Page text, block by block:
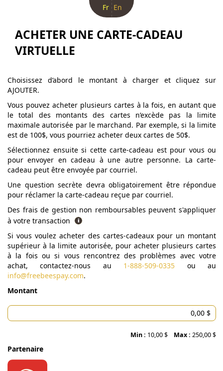
Fr En
ACHETER UNE CARTE-CADEAU
VIRTUELLE
Choisissez d’abord le montant à charger et cliquez sur
AJOUTER.
Vous pouvez acheter plusieurs cartes à la fois, en autant que
le total des montants des cartes n’excède pas la limite
maximale autorisée par le marchand. Par exemple, si la limite
est de 100$, vous pourriez acheter deux cartes de 50$.
Sélectionnez ensuite si cette carte-cadeau est pour vous ou
pour envoyer en cadeau à une autre personne. La carte-
cadeau peut être envoyée par courriel.
Une question secrète devra obligatoirement être répondue
pour réclamer la carte-cadeau reçue par courriel.
Des frais de gestion non remboursables peuvent s'appliquer
à votre transaction
Si vous voulez acheter des cartes-cadeaux pour un montant
supérieur à la limite autorisée, pour acheter plusieurs cartes
à la fois ou si vous rencontrez des problèmes avec votre
achat, contactez-nous au 1-888-509-0335 ou au
info@freebeespay.com.
Montant
Min : 10,00 $ Max : 250,00 $
Partenaire